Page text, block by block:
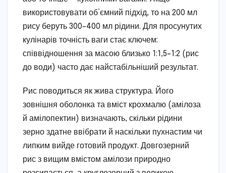
використовувати об’ємний підхід, то на 200 мл
рису беруть 300–400 мл рідини. Для просунутих
кулінарів точність ваги стає ключем:
співвідношення за масою близько 1:1,5–1:2 (рис
до води) часто дає найстабільніший результат.
Рис поводиться як жива структура. Його
зовнішня оболонка та вміст крохмалю (амілоза
й амілопектин) визначають, скільки рідини
зерно здатне ввібрати й наскільки пухнастим чи
липким вийде готовий продукт. Довгозерний
рис з вищим вмістом амілози природно